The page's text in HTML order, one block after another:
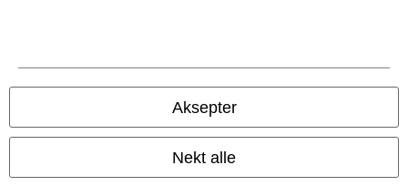
Aksepter
Nekt alle
Impressum
Avfallshåndtering og miljøbeskyttelse